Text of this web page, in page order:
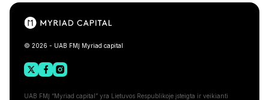
© 2026 - UAB FMĮ Myriad capital
UAB FMĮ “Myriad capital” yra Lietuvos Respublikoje įsteigta ir veikianti